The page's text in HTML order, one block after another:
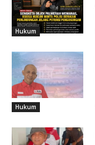
Hukum
Hukum